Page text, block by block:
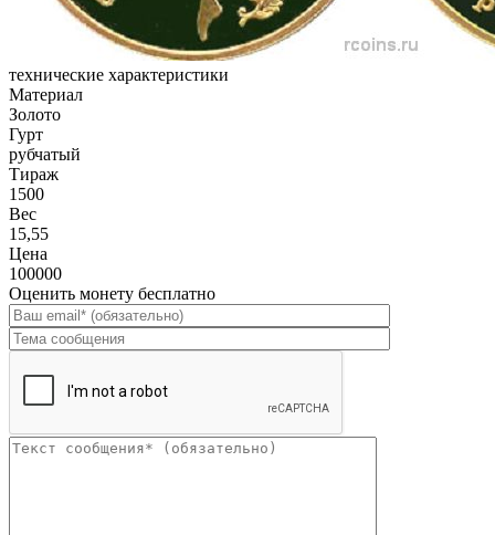
технические характеристики
Материал
Золото
Гурт
рубчатый
Тираж
1500
Вес
15,55
Цена
100000
Оценить монету бесплатно